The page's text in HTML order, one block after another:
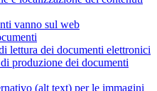
vanno sul web
lettura dei documenti elettronici
produzione dei documenti
(alt text) per le immagini